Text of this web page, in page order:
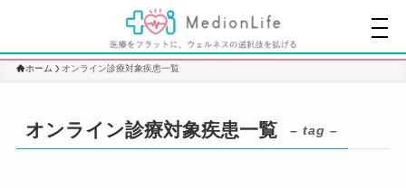
ホーム オンライン診療対象疾患一覧
オンライン診療対象疾患一覧 – tag –